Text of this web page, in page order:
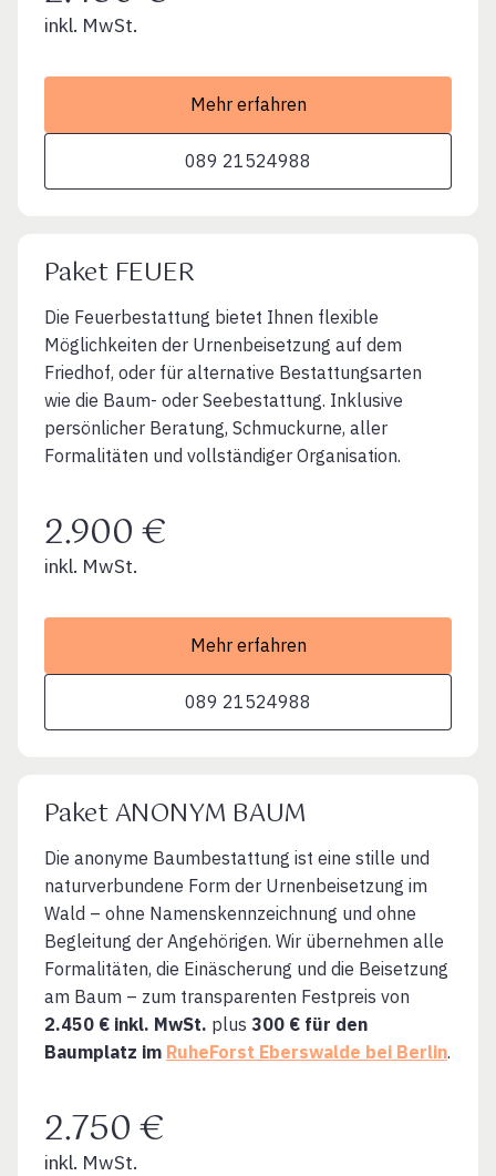
inkl. MwSt.
Mehr erfahren
089 21524988
Paket FEUER
Die Feuerbestattung bietet Ihnen flexible
Möglichkeiten der Urnenbeisetzung auf dem
Friedhof, oder für alternative Bestattungsarten
wie die Baum- oder Seebestattung. Inklusive
persönlicher Beratung, Schmuckurne, aller
Formalitäten und vollständiger Organisation.
2.900 €
inkl. MwSt.
Mehr erfahren
089 21524988
Paket ANONYM BAUM
Die anonyme Baumbestattung ist eine stille und
naturverbundene Form der Urnenbeisetzung im
Wald – ohne Namenskennzeichnung und ohne
Begleitung der Angehörigen. Wir übernehmen alle
Formalitäten, die Einäscherung und die Beisetzung
am Baum – zum transparenten Festpreis von
2.450 € inkl. MwSt. plus 300 € für den
Baumplatz im RuheForst Eberswalde bei Berlin.
2.750 €
inkl. MwSt.